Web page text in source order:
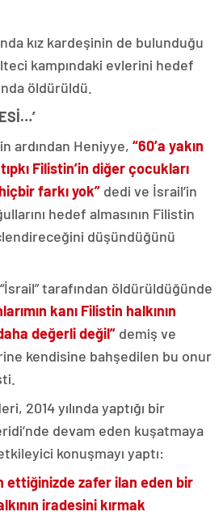
kız kardeşinin de bulunduğu
kampındaki evlerini hedef
öldürüldü.
ardından Heniyye, “60’a yakın
Filistin’in diğer çocukları
farkı yok” dedi ve İsrail’in
hedef almasının Filistin
düşündüğünü
tarafından öldürüldüğünde
kanı Filistin halkının
değerli değil” demiş ve
kendisine bahşedilen bu onur
2014 yılında yaptığı bir
devam eden kuşatmaya
konuşmayı yaptı:
ettiğinizde zafer ilan eden bir
iradesini kırmak